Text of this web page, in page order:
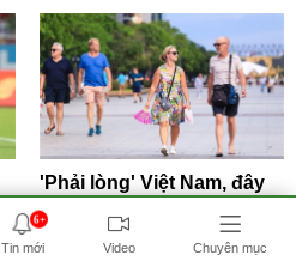
'Phải lòng' Việt Nam, đây
là những lý do du khách
quốc tế...
6+
Tin mới Video Chuyên mục